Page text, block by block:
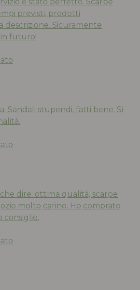
previsti, prodotti
descrizione. Sicuramente
futuro!
Sandali stupendi, fatti bene. Si
dire: ottima qualità, scarpe
molto carino. Ho comprato
consiglio.